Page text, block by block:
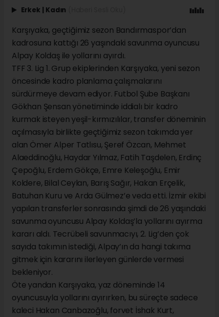
Erkek | Kadın
Karşıyaka, geçtiğimiz sezon Bandırmaspor’dan
kadrosuna kattığı 26 yaşındaki savunma oyuncusu
Alpay Koldaş ile yollarını ayırdı.
TFF 3. Lig 1. Grup ekiplerinden Karşıyaka, yeni sezon
öncesinde kadro planlama çalışmalarını
sürdürmeye devam ediyor. Futbol Şube Başkanı
Gökhan Şensan yönetiminde iddialı bir kadro
kurmak isteyen yeşil-kırmızılılar, transfer döneminin
açılmasıyla birlikte geçtiğimiz sezon takımda yer
alan Ömer Alper Tatlısu, Şeref Özcan, Mehmet
Alaeddinoğlu, Haydar Yılmaz, Fatih Taşdelen, Erdinç
Çepoğlu, Erdem Gökçe, Emre Keleşoğlu, Emir
Koldere, Bilal Ceylan, Barış Sağır, Hakan Erçelik,
Batuhan Kuru ve Arda Gülmez’e veda etti. İzmir ekibi
yapılan transferler sonrasında şimdi de 26 yaşındaki
savunma oyuncusu Alpay Koldaş’la yollarını ayırma
kararı aldı. Tecrübeli savunmacıyı, 2. Lig’den çok
sayıda takımın istediği, Alpay’ın da hangi takıma
gitmek için kararını ilerleyen günlerde vermesi
bekleniyor.
Öte yandan Karşıyaka, yaz döneminde 14
oyuncusuyla yollarını ayırırken, bu süreçte sadece
kaleci Hakan Canbazoğlu, forvet İshak Kurt,